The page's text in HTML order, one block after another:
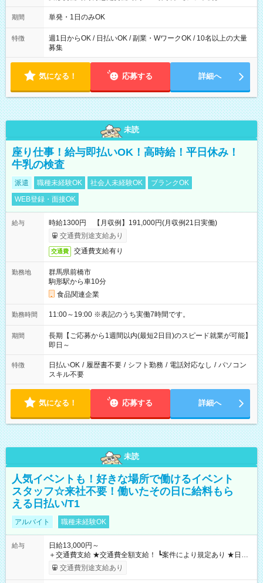
～21：00
期間 単発・1日のみOK
特徴
週1日からOK / 日払いOK / 副業・WワークOK / 10名以上の大量
募集
気になる！ 応募する 詳細へ
未読
座り仕事！給与即払いOK！高時給！平日休み！
牛乳の検査
派遣 職種未経験OK 社会人未経験OK
ブランクOK
WEB登録・面接OK
給与
時給1300円 【月収例】191,000円(月収例21日実働)
交通費別途支給あり
交通費 交通費支給有り
勤務地
群馬県前橋市
駒形駅から車10分
食品関連企業
勤務時間 11:00～19:00 ※表記のうち実働7時間です。
期間
長期【ご応募から1週間以内(最短2日目)のスピード就業が可能】
即日～
特徴 日払いOK / 履歴書不要 / シフト勤務 / 電話対応なし / パソコン
スキル不要
気になる！ 応募する 詳細へ
未読
人気イベントも！好きな場所で働けるイベント
スタッフ☆来社不要！働いたその日に給料もら
える日払い/T1
アルバイト 職種未経験OK
給与
日給13,000円～
＋交通費支給 ★交通費全額支給！ ┗案件により規定あり ★日払
いOK！（規定あり） ┗働いたその日に現金GET♪ お仕事後はコ
ンビニATMから 日払い分を引き落とせます！ 【試用期間】試
交通費別途支給あり